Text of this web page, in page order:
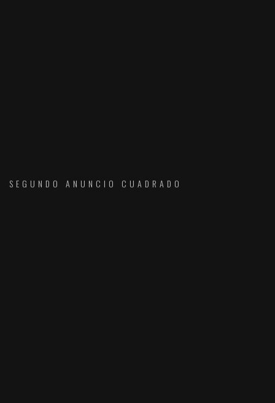
SEGUNDO ANUNCIO CUADRADO